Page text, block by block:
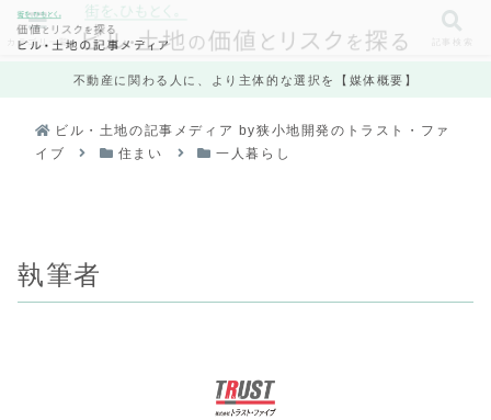
不動産に関わる人に、より主体的な選択を【媒体概要】
ビル・土地の記事メディア by狭小地開発のトラスト・ファ
イブ
住まい 一人暮らし
執筆者
カテゴリ一覧